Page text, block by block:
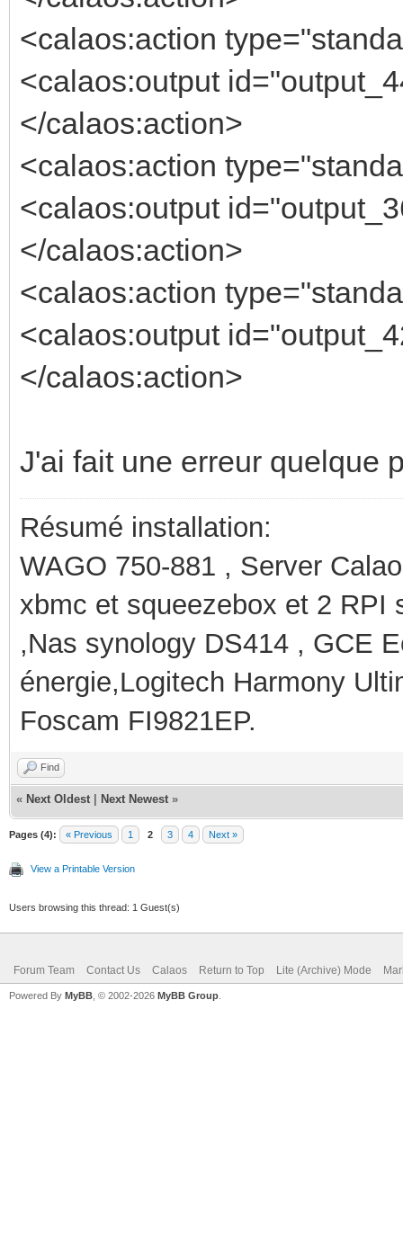
<calaos:action
<calaos:output
</calaos:action>
<calaos:action
<calaos:output
</calaos:action>
<calaos:action
<calaos:output
</calaos:action>
J'ai fait une erreur quelque
Résumé installation:
WAGO 750-881 , Server
xbmc et squeezebox et 2 RPI
,Nas synology DS414 , GCE
énergie,Logitech Harmony
Foscam FI9821EP.
Find
« Next Oldest Next Newest »
Pages (4): « Previous 1 2 3 4 Next »
View a Printable Version
Users browsing this thread: 1 Guest(s)
Forum Team Contact Us Calaos Return to Top Lite (Archive) Mode
Powered By MyBB , © 2002-2026 MyBB Group